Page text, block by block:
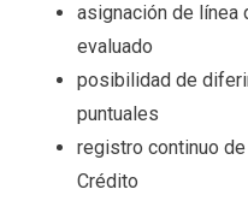
asignación de línea
evaluado
posibilidad de
puntuales
registro continuo
Crédito